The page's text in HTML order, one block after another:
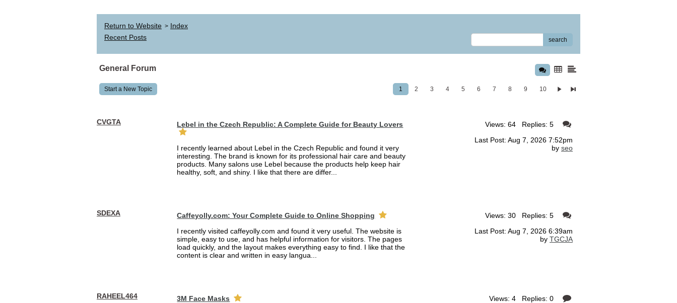
Return to Website > Index
Recent Posts
search
General Forum
Start a New Topic 1 2 3 4 5 6 7 8 9 10
CVGTA Lebel in the Czech Republic: A Complete Guide for Beauty Lovers
I recently learned about Lebel in the Czech Republic and found it very
interesting. The brand is known for its professional hair care and beauty
products. Many salons use Lebel because the products help keep hair
healthy, soft, and shiny. I like that there are differ...
Views: 64 Replies: 5
Last Post: Aug 7, 2026 7:52pm
by seo
SDEXA
Caffeyolly.com: Your Complete Guide to Online Shopping
I recently visited caffeyolly.com and found it very useful. The website is
simple, easy to use, and has helpful information for visitors. The pages
load quickly, and the layout makes everything easy to find. I like that the
content is clear and written in easy langua...
Views: 30 Replies: 5
Last Post: Aug 7, 2026 6:39am
by TGCJA
RAHEEL464
3M Face Masks
Views: 4 Replies: 0